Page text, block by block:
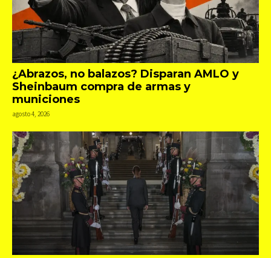
¿Abrazos, no balazos? Disparan AMLO y
Sheinbaum compra de armas y
municiones
agosto 4, 2026